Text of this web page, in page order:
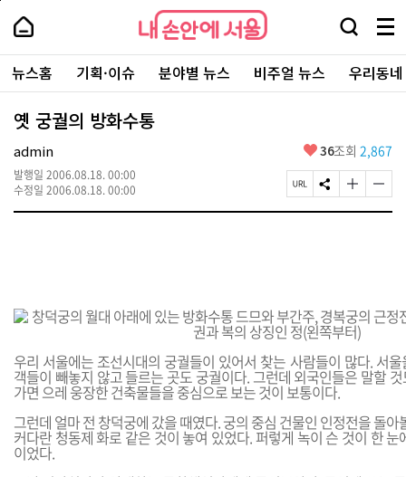
본
로
가
내
손
안
에
서
울
-
서
울
시
대
표
소
내
손
에
울
검
창
열
기
메
뉴
전
체
보
주
요
서
뉴스홈 기획·이슈 분야별 뉴스 비주얼 뉴스 우리동
옛 궁궐의 방화수통
admin
발행일 2006.08.18. 00:00
수정일 2006.08.18. 00:00
좋
요
36조회 2,867
페
이
S
N
글
자
하
기
글
자
하
기
우리 서울에는 조선시대의 궁궐들이 있어서 찾는 사람들이 많다. 서
객들이 빼놓지 않고 들르는 곳도 궁궐이다. 그런데 외국인들은 말할
가면 으레 웅장한 건축물들을 중심으로 보는 것이 보통이다.
그런데 얼마 전 창덕궁에 갔을 때였다. 궁의 중심 건물인 인정전을 돌아
커다란 청동제 화로 같은 것이 놓여 있었다. 퍼렇게 녹이 슨 것이 한
이었다.
페
상
단
로